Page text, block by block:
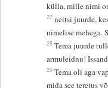
külla, mille nimi
27 neitsi juurde,
nimelise mehega.
28 Tema juurde
armuleidnu!
29 Tema oli aga
mida see teretus